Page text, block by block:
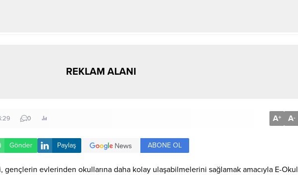
REKLAM ALANI
0 A+ A-
Gönder Paylaş ABONE OL
evlerinden okullarına daha kolay ulaşabilmelerini sağlamak amacıyla E-Okul